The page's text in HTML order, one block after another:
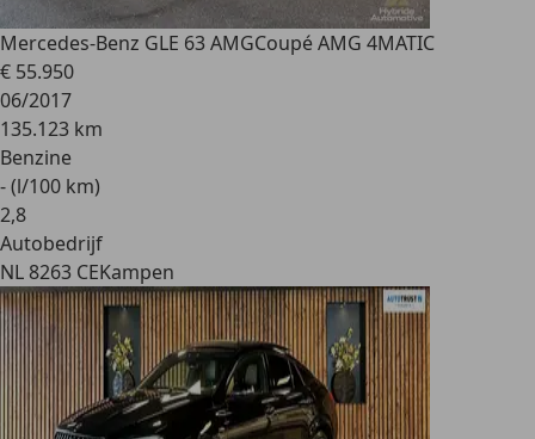
Mercedes-Benz GLE 63 AMGCoupé AMG 4MATIC
€ 55.950
06/2017
135.123 km
Benzine
- (l/100 km)
2,8
Autobedrijf
NL 8263 CEKampen